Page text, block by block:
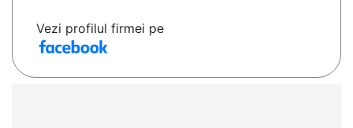
Vezi profilul firmei pe